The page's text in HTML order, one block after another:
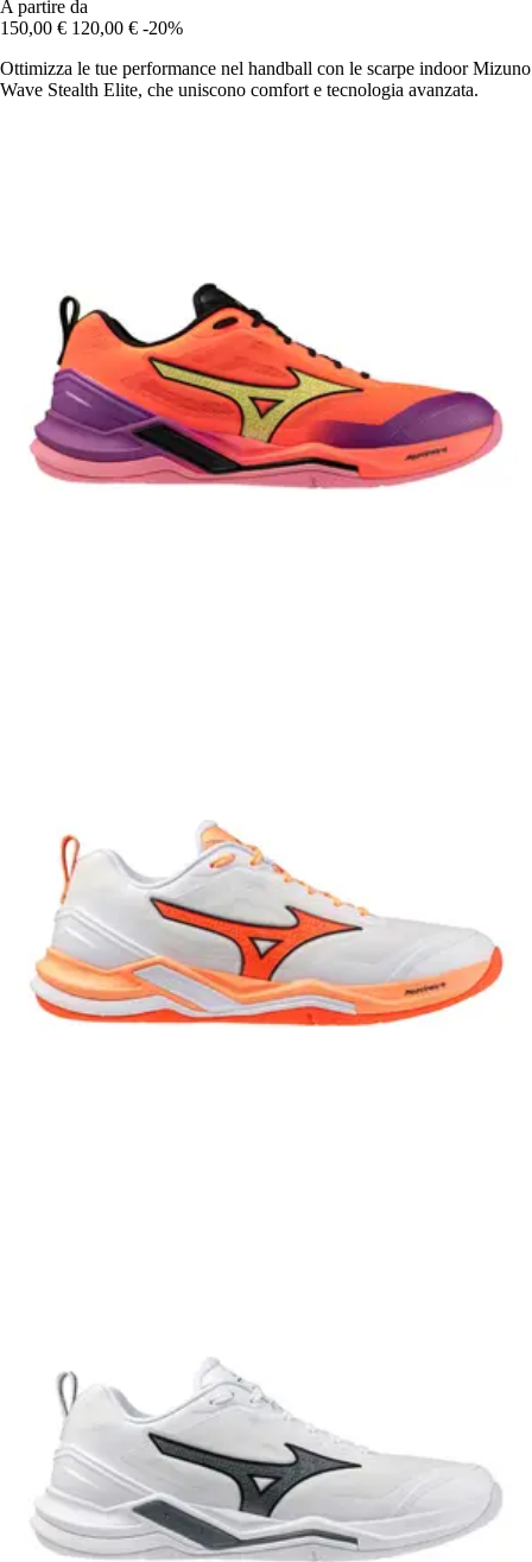
A partire da
150,00 € 120,00 € -20%
Ottimizza le tue performance nel handball con le scarpe indoor Mizuno
Wave Stealth Elite, che uniscono comfort e tecnologia avanzata.